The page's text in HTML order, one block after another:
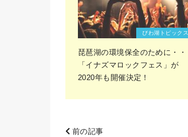
びわ湖トピックス
琵琶湖の環境保全のために・・
「イナズマロックフェス」が
2020年も開催決定！
前の記事